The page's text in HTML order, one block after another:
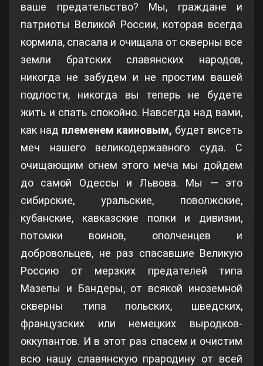
ваше предательство? Мы, граждане и
патриоты Великой России, которая всегда
кормила, спасала и очищала от скверны все
земли братских славянских народов,
никогда не забудем и не простим вашей
подлости, никогда вы теперь не будете
жить и спать спокойно. Навсегда над вами,
как над племенем каиновым, будет висеть
меч нашего великодержавного суда. С
очищающим огнем этого меча мы дойдем
до самой Одессы и Львова. Мы — это
сибирские, уральские, поволжские,
кубанские, кавказские полки и дивизии,
потомки воинов, ополченцев и
добровольцев, не раз спасавшие Великую
Россию от мерзких предателей типа
Мазепы и Бандеры, от всякой иноземной
скверны типа польских, шведских,
французских или немецких выродков-
оккупантов. И в этот раз спасем и очистим
всю нашу славянскую прародину от всей